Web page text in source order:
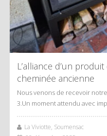
L’alliance d’un
cheminée ancienne
Nous venons de recevoir
3.Un moment attendu avec
La Viviotte, Soumensac